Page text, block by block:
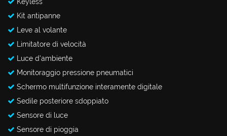
Kit antipanne
Leve al volante
Limitatore di velocità
Luce d'ambiente
Monitoraggio pressione pneumatici
Schermo multifunzione interamente digitale
Sedile posteriore sdoppiato
Sensore di luce
Sensore di pioggia